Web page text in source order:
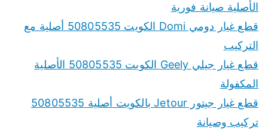
الأصلية صيانة فورية
قطع غيار دومي Domi الكويت 50805535 أصلية مع
التركيب
قطع غيار جيلي Geely الكويت 50805535 الأصلية
المكفولة
قطع غيار جيتور Jetour بالكويت أصلية 50805535
تركيب وصيانة